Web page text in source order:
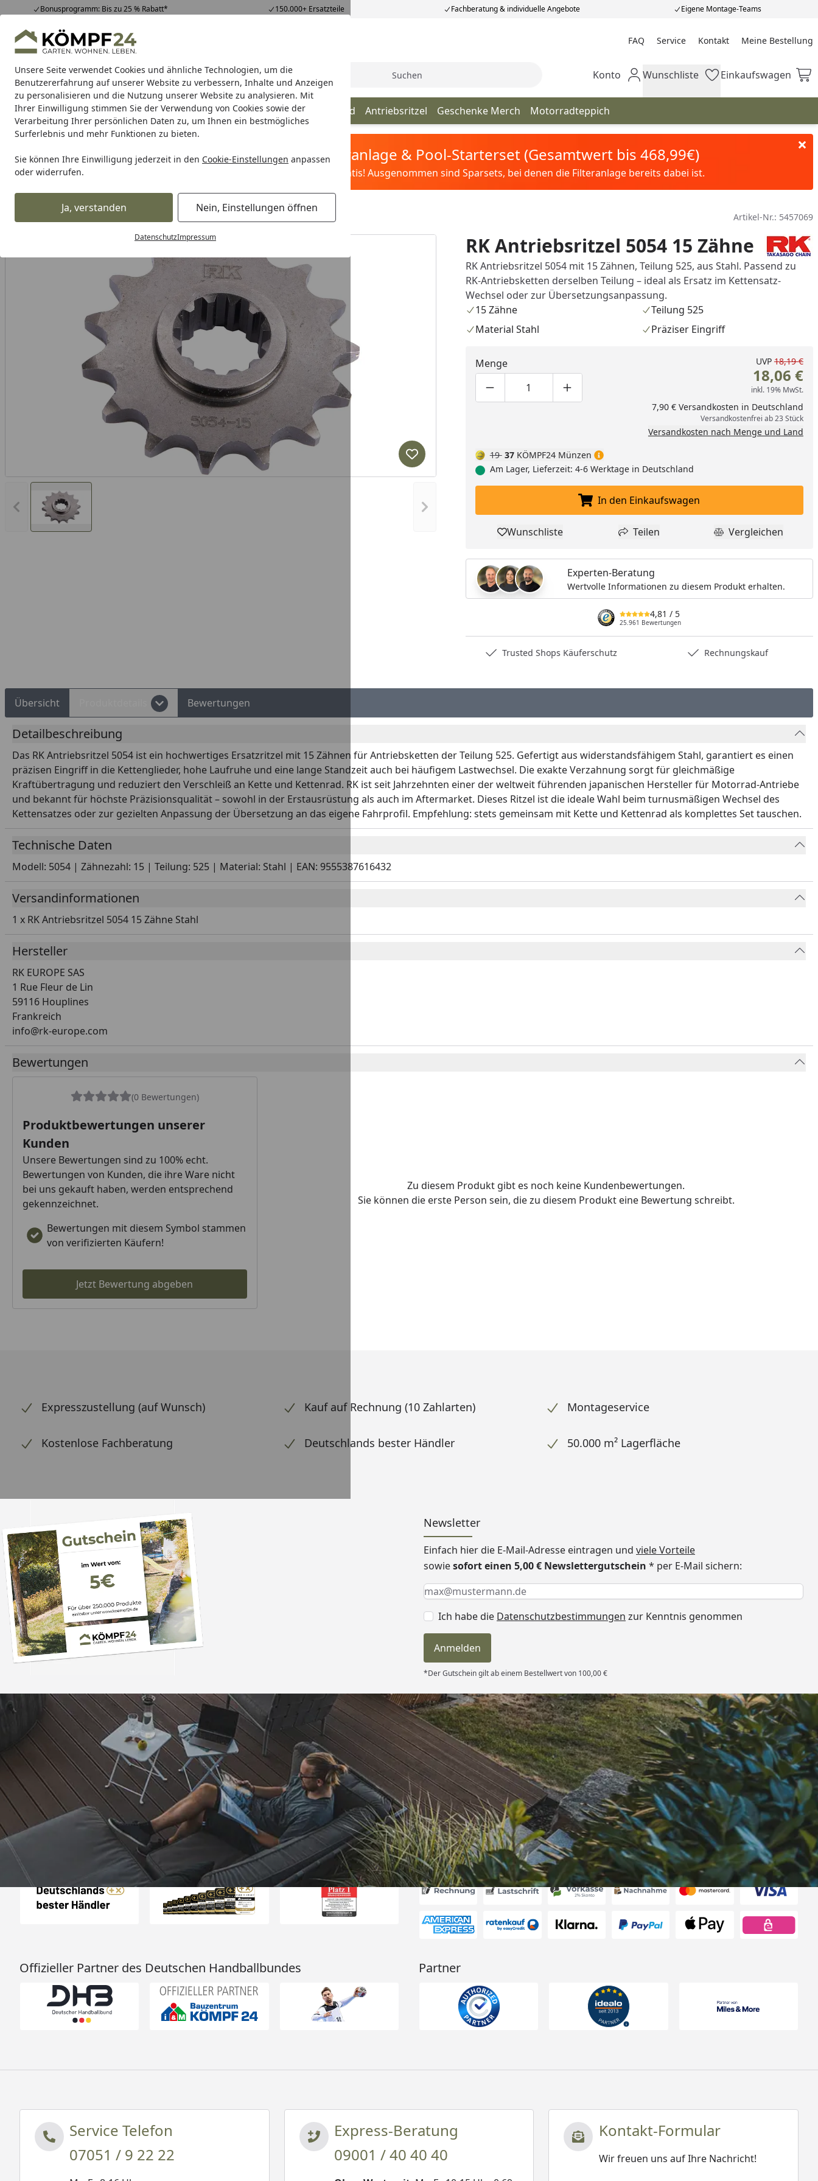
Unsere Seite verwendet Cookies und ähnliche Technologien, um die
Benutzererfahrung auf unserer Website zu verbessern, Inhalte und Anzeigen
zu personalisieren und die Nutzung unserer Website zu analysieren. Mit
Ihrer Einwilligung stimmen Sie der Verwendung von Cookies sowie der
Verarbeitung Ihrer persönlichen Daten zu, um Ihnen ein bestmögliches
Surferlebnis und mehr Funktionen zu bieten.
Sie können Ihre Einwilligung jederzeit in den Cookie-Einstellungen anpassen
oder widerrufen.
Ja, verstanden Nein, Einstellungen öffnen
DatenschutzImpressum
Bonusprogramm: Bis zu 25 % Rabatt* 150.000+ Ersatzteile Fachberatung & individuelle Angebote Eigene Montage-Teams
Hotline07051 / 9 22 22
Mo-Fr. 8-16 Uhr 25.961 Bewertungen FAQ Service Kontakt Meine Bestellung
Meine Bestellung
Alle Produkte
Alle ProdukteHighlights Tipps & Tricks Suche Mein Konto
Konto Wunschliste
Wunschliste Einkaufswagen
Einkaufswagen
RK Motorradkette Kettenschlösser Kettensatz Kette Kettenrad Antriebsritzel Geschenke Merch Motorradteppich
Karibu Pools inkl. gratis Sandfilteranlage & Pool-Starterset (Gesamtwert bis 468,99€)
Dein Traumpool im Sorglos-Paket: Filter&Pflege gratis! Ausgenommen sind Sparsets, bei denen die Filteranlage bereits dabei ist.
Rk Antriebsritzel RK Antriebsritzel 5054 15 Zähne Artikel-Nr.: 5457069
Vorheriges Bild anzeigen Nächstes Bild anzeigen
Produkt zur Wunschliste hinzufügen
RK Antriebsritzel 5054 15 Zähne
RK Antriebsritzel 5054 mit 15 Zähnen, Teilung 525, aus Stahl. Passend zu
RK-Antriebsketten derselben Teilung – ideal als Ersatz im Kettensatz-
Wechsel oder zur Übersetzungsanpassung.
15 Zähne
Teilung 525
Material Stahl
Präziser Eingriff
Menge
Produktmenge um eins verringern
Produktmenge manuell eingeben
Produktmenge um eins erhöhen
UVP 18,19 €
18,06 €
inkl. 19% MwSt.
7,90 € Versandkosten in Deutschland
Versandkostenfrei ab 23 Stück
Versandkosten nach Menge und Land
19 37 KÖMPF24 Münzen
Am Lager, Lieferzeit: 4-6 Werktage in Deutschland
In den Einkaufswagen legen
In den Einkaufswagen
Produkt zur Wunschliste hinzufügen
Wunschliste Teilen
Teilen Produkt
Vergleichen
Experten-Beratung
Wertvolle Informationen zu diesem Produkt erhalten.
4,81 / 5
25.961 Bewertungen
Trusted Shops Käuferschutz Rechnungskauf
Übersicht Bewertungen
Detailbeschreibung
Das RK Antriebsritzel 5054 ist ein hochwertiges Ersatzritzel mit 15 Zähnen für Antriebsketten der Teilung 525. Gefertigt aus widerstandsfähigem Stahl, garantiert es einen
präzisen Eingriff in die Kettenglieder, hohe Laufruhe und eine lange Standzeit auch bei häufigem Lastwechsel. Die exakte Verzahnung sorgt für gleichmäßige
Kraftübertragung und reduziert den Verschleiß an Kette und Kettenrad. RK ist seit Jahrzehnten einer der weltweit führenden japanischen Hersteller für Motorrad-Antriebe
und bekannt für höchste Präzisionsqualität – sowohl in der Erstausrüstung als auch im Aftermarket. Dieses Ritzel ist die ideale Wahl beim turnusmäßigen Wechsel des
Kettensatzes oder zur gezielten Anpassung der Übersetzung an das eigene Fahrprofil. Empfehlung: stets gemeinsam mit Kette und Kettenrad als komplettes Set tauschen.
Technische Daten
Modell: 5054 | Zähnezahl: 15 | Teilung: 525 | Material: Stahl | EAN: 9555387616432
Versandinformationen
1 x RK Antriebsritzel 5054 15 Zähne Stahl
Hersteller
RK EUROPE SAS
1 Rue Fleur de Lin
59116 Houplines
Frankreich
info@rk-europe.com
Bewertungen
(0 Bewertungen)
Produktbewertungen unserer
Kunden
Unsere Bewertungen sind zu 100% echt.
Bewertungen von Kunden, die ihre Ware nicht
bei uns gekauft haben, werden entsprechend
gekennzeichnet.
Bewertungen mit diesem Symbol stammen
von verifizierten Käufern!
Jetzt Bewertung abgeben
Zu diesem Produkt gibt es noch keine Kundenbewertungen.
Sie können die erste Person sein, die zu diesem Produkt eine Bewertung schreibt.
Expresszustellung (auf Wunsch) Kauf auf Rechnung (10 Zahlarten) Montageservice
Kostenlose Fachberatung Deutschlands bester Händler 50.000 m² Lagerfläche
Newsletter
Einfach hier die E-Mail-Adresse eintragen und viele Vorteile
sowiesofort einen 5,00 € Newslettergutschein * per E-Mail sichern:
Keine Eingabe erforderlich
Eingabe erforderlich
E-Mail *
Ich habe die Datenschutzbestimmungen zur Kenntnis genommen
Anmelden
*Der Gutschein gilt ab einem Bestellwert von 100,00 €
Trusted Shops
4,81/ 5
25.961 Bewertungen
„Alles bestens, empfehle ich gerne
weiter.“
07.08.2026
Versand
Auszeichnungen Akzeptierte Zahlungsarten
Offizieller Partner des Deutschen Handballbundes Partner
Service Telefon
07051 / 9 22 22
Express-Beratung
09001 / 40 40 40
Kontakt-Formular
Wir freuen uns auf Ihre Nachricht!